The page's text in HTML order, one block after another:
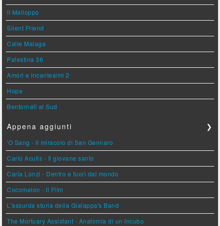
Il Malloppo
Silent Friend
Calle Malaga
Palestina 36
Amori e Incantesimi 2
Hope
Bentornati al Sud
Appena aggiunti ❯
'O Sang - Il miracolo di San Gennaro
Carlo Acutis - Il giovane santo
Carla Lonzi - Dentro e fuori dal mondo
Cocomelon - Il Film
L'assurda storia della Gialappa's Band
The Mortuary Assistant - Anatomia di un Incubo